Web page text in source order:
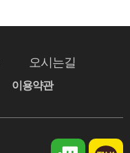
오시는길
이용약관